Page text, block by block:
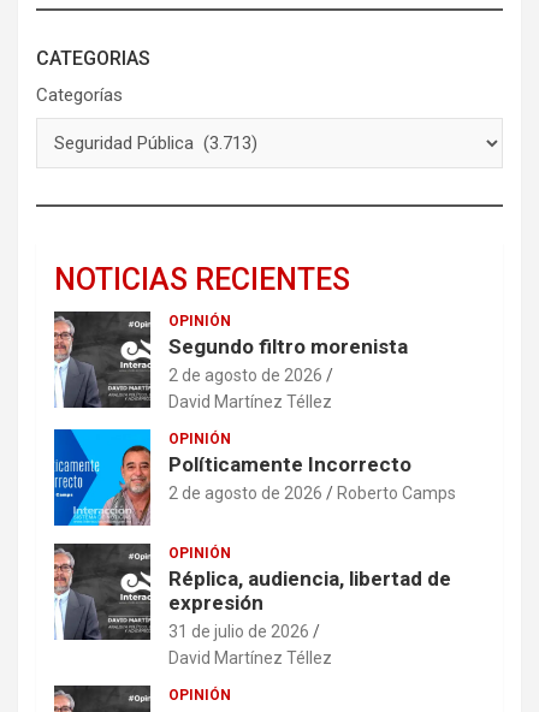
CATEGORIAS
Categorías
NOTICIAS RECIENTES
OPINIÓN
Segundo filtro morenista
2 de agosto de 2026
David Martínez Téllez
OPINIÓN
Políticamente Incorrecto
2 de agosto de 2026 Roberto Camps
OPINIÓN
Réplica, audiencia, libertad de
expresión
31 de julio de 2026
David Martínez Téllez
OPINIÓN